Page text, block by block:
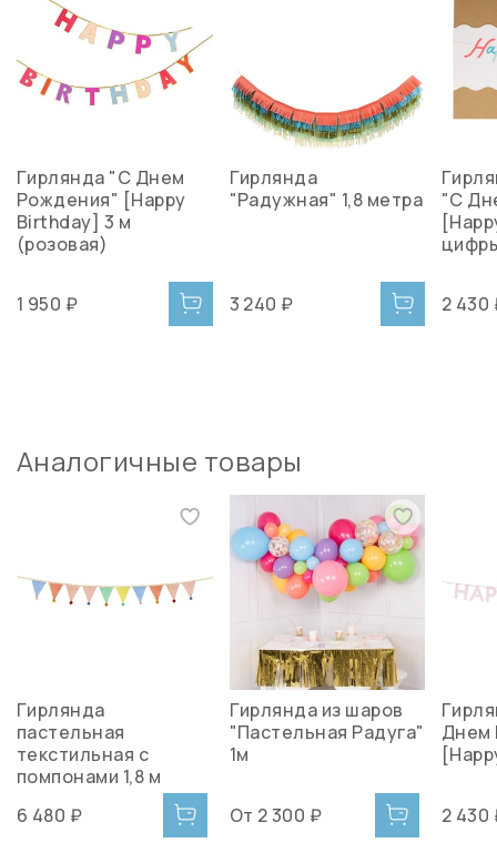
Гирлянда "С Днем
Рождения" [Happy
Birthday] 3 м
(розовая)
1 950 ₽
Гирлянда
"Радужная" 1,8 метра
3 240 ₽
"С
2 430
Аналогичные товары
Гирлянда
пастельная
текстильная с
помпонами 1,8 м
6 480 ₽
Гирлянда из шаров
"Пастельная Радуга"
1м
От 2 300 ₽
Днем
2 430